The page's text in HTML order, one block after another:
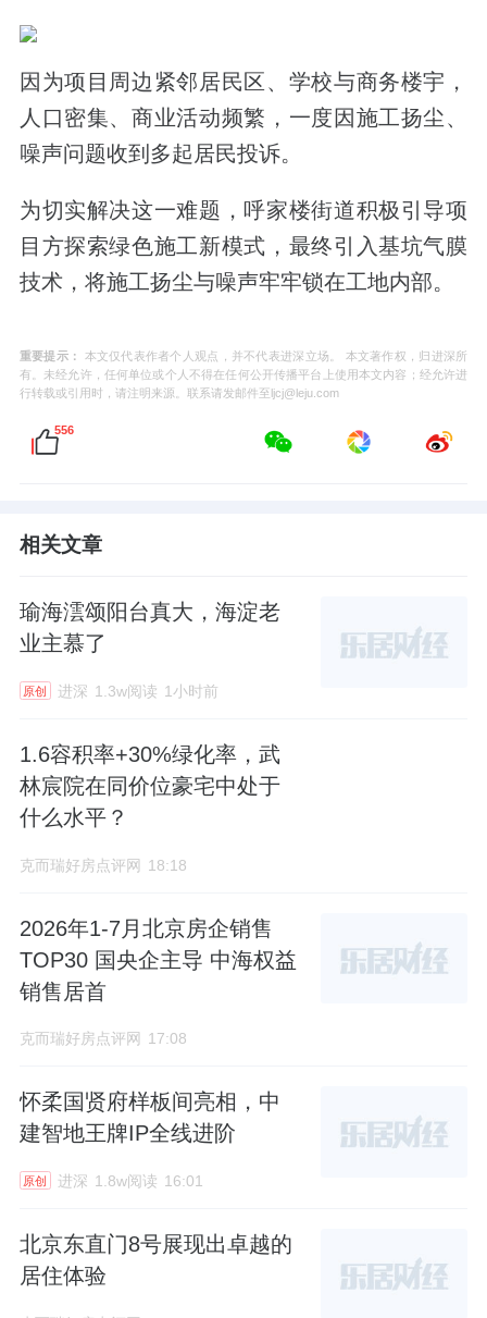
因为项目周边紧邻居民区、学校与商务楼宇，
人口密集、商业活动频繁，一度因施工扬尘、
噪声问题收到多起居民投诉。
为切实解决这一难题，呼家楼街道积极引导项
目方探索绿色施工新模式，最终引入基坑气膜
技术，将施工扬尘与噪声牢牢锁在工地内部。
重要提示：
本文仅代表作者个人观点，并不代表进深立场。 本文著作权，归进深所
有。未经允许，任何单位或个人不得在任何公开传播平台上使用本文内容；经允许进
行转载或引用时，请注明来源。联系请发邮件至ljcj@leju.com
556
相关文章
瑜海澐颂阳台真大，海淀老
业主慕了
原创 进深 1.3w阅读 1小时前
1.6容积率+30%绿化率，武
林宸院在同价位豪宅中处于
什么水平？
克而瑞好房点评网 18:18
2026年1-7月北京房企销售
TOP30 国央企主导 中海权益
销售居首
克而瑞好房点评网 17:08
怀柔国贤府样板间亮相，中
建智地王牌IP全线进阶
原创 进深 1.8w阅读 16:01
北京东直门8号展现出卓越的
居住体验